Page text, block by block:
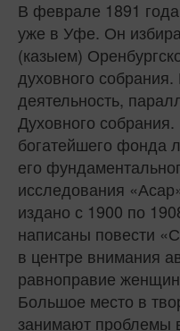
В феврале 1891
уже в Уфе. Он
(казыем)
духовного
деятельность,
Духовного
богатейшего фонда
его
исследования
издано с 1900 по
написаны повести
в центре внимания
равноправие
Большое место в
занимают проблемы